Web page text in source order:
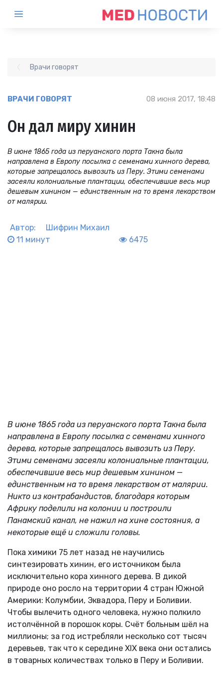
Врачи говорят
ВРАЧИ ГОВОРЯТ 08 июня 2017, 18:48
Он дал миру хинин
В июне 1865 года из перуанского порта Такна была
направлена в Европу посылка с семенами хинного дерева,
которые запрещалось вывозить из Перу. Этими семенами
засеяли колониальные плантации, обеспечившие весь мир
дешевым хинином — единственным на то время лекарством
от малярии.
Автор:
Шифрин Михаил
11 минут
6475
В июне 1865 года из перуанского порта Такна была
направлена в Европу посылка с семенами хинного
дерева, которые запрещалось вывозить из Перу.
Этими семенами засеяли колониальные плантации,
обеспечившие весь мир дешевым хинином —
единственным на то время лекарством от малярии.
Никто из контрабандистов, благодаря которым
Африку поделили на колонии и построили
Панамский канал, не нажил на хине состояния, а
некоторые ещё и сложили головы.
Пока химики 75 лет назад не научились
синтезировать хинин, его источником была
исключительно кора хинного дерева. В дикой
природе оно росло на территории 4 стран Южной
Америки: Колумбии, Эквадора, Перу и Боливии.
Чтобы вылечить одного человека, нужно полкило
истолчённой в порошок коры. Счёт больным шёл на
миллионы; за год истребляли несколько сот тысяч
деревьев, так что к середине XIX века они остались
в товарных количествах только в Перу и Боливии.